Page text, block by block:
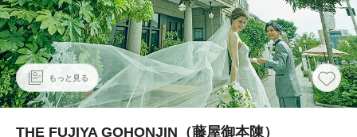
もっと見る
THE FUJIYA GOHONJIN（藤屋御本陳）